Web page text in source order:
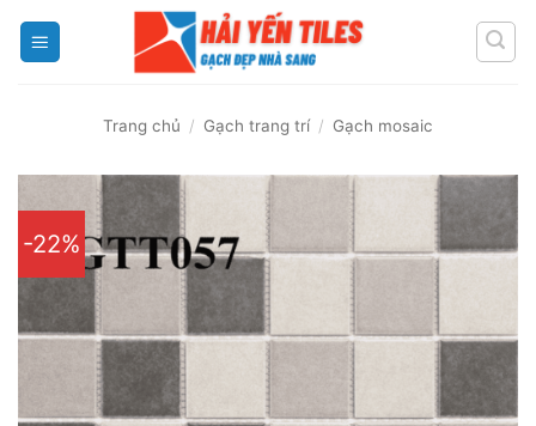
Trang chủ / Gạch trang trí / Gạch mosaic
-22%